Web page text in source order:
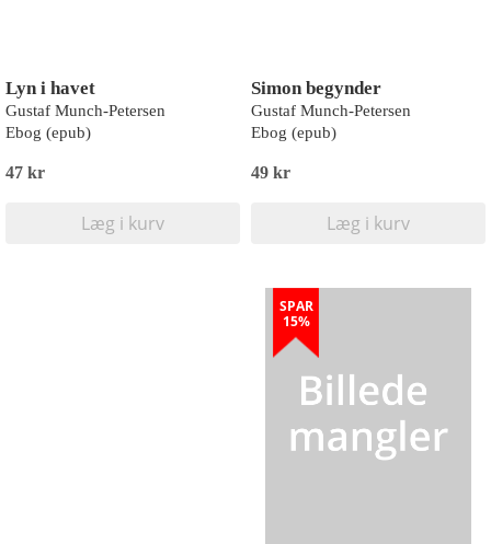
Lyn i havet
Gustaf Munch-Petersen
Ebog (epub)
47 kr
Læg i kurv
Simon begynder
Gustaf Munch-Petersen
Ebog (epub)
49 kr
Læg i kurv
SPAR
15%